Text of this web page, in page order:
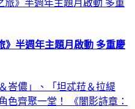
》半週年主題月啟動 多重慶